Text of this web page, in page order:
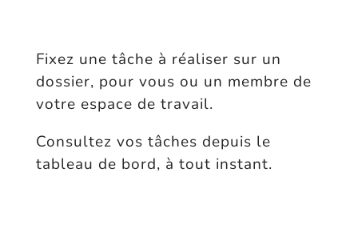
Fixez une tâche à réaliser sur un
dossier, pour vous ou un membre de
votre espace de travail.
Consultez vos tâches depuis le
tableau de bord, à tout instant.